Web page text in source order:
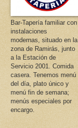
Bar-Tapería familiar con
instalaciones
modernas, situado en la
zona de Ramirás, junto
a la Estación de
Servicio 2001. Comida
casera. Tenemos menú
del día, plato único y
menú fin de semana;
menús especiales por
encargo.